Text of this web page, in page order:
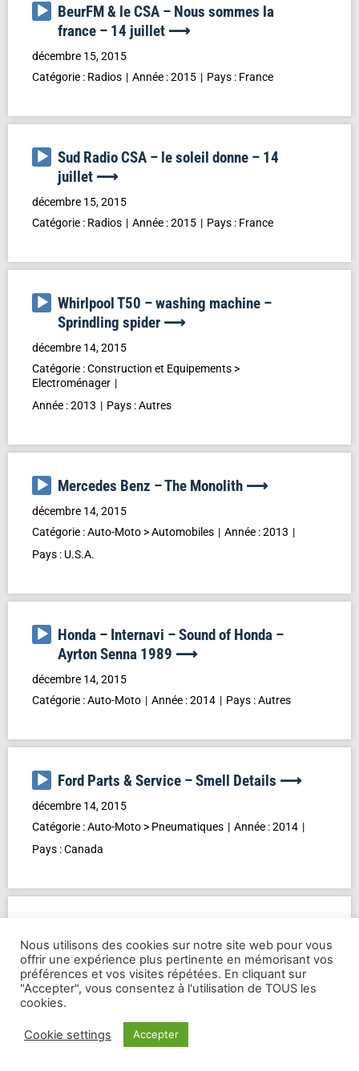
Lecteur
audio
BeurFM & le CSA – Nous sommes la
france – 14 juillet ⟶
décembre 15, 2015
Catégorie : Radios Année :2015 Pays : France
Lecteur
audio
Sud Radio CSA – le soleil donne – 14
juillet ⟶
décembre 15, 2015
Catégorie : Radios Année :2015 Pays : France
Lecteur
audio
Whirlpool T50 – washing machine –
Sprindling spider ⟶
décembre 14, 2015
Catégorie :Construction et Equipements >
Electroménager
Année :2013 Pays :Autres
Lecteur
audio
Mercedes Benz – The Monolith ⟶
décembre 14, 2015
Catégorie :Auto-Moto >Automobiles Année :2013
Pays : U.S.A.
Lecteur
audio
Honda – Internavi – Sound of Honda –
Ayrton Senna 1989 ⟶
décembre 14, 2015
Catégorie :Auto-Moto Année :2014 Pays :Autres
Lecteur
audio
Ford Parts & Service – Smell Details ⟶
décembre 14, 2015
Catégorie :Auto-Moto > Pneumatiques Année :2014
Pays :Canada
audio
décembre 14, 2015
Catégorie : Auto-Moto>Automobiles Année :2014
Pays :
U.S.A.
Nous utilisons des cookies sur notre site web pour vous
offrir une expérience plus pertinente en mémorisant vos
préférences et vos visites répétées. En cliquant sur
"Accepter", vous consentez à l'utilisation de TOUS les
cookies.
Cookie settings Accepter